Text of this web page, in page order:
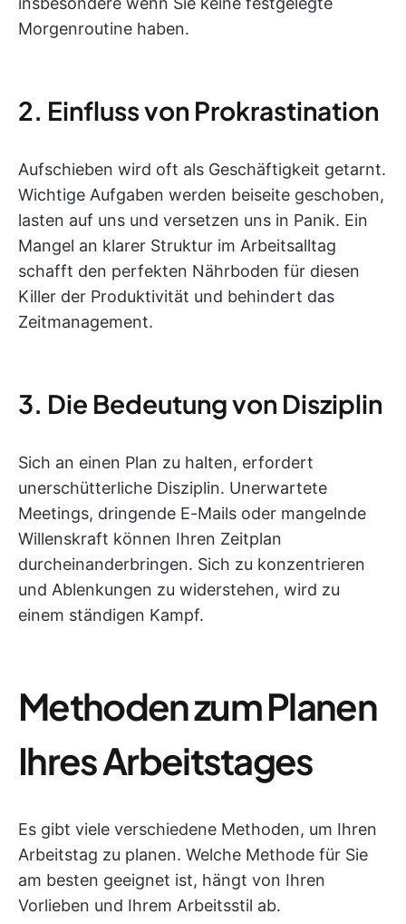
Morgenroutine haben.
2. Einfluss von Prokrastination
Aufschieben wird oft als Geschäftigkeit getarnt.
Wichtige Aufgaben werden beiseite geschoben,
lasten auf uns und versetzen uns in Panik. Ein
Mangel an klarer Struktur im Arbeitsalltag
schafft den perfekten Nährboden für diesen
Killer der Produktivität und behindert das
Zeitmanagement.
3. Die Bedeutung von Disziplin
Sich an einen Plan zu halten, erfordert
unerschütterliche Disziplin. Unerwartete
Meetings, dringende E-Mails oder mangelnde
Willenskraft können Ihren Zeitplan
durcheinanderbringen. Sich zu konzentrieren
und Ablenkungen zu widerstehen, wird zu
einem ständigen Kampf.
Methoden zum Planen
Ihres Arbeitstages
Es gibt viele verschiedene Methoden, um Ihren
Arbeitstag zu planen. Welche Methode für Sie
am besten geeignet ist, hängt von Ihren
Vorlieben und Ihrem Arbeitsstil ab.